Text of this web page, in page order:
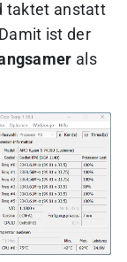
taktet anstatt
ist der
als